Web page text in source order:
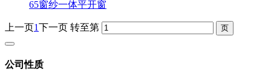
65窗纱一体平开窗
上一页1下一页 转至第
公司性质